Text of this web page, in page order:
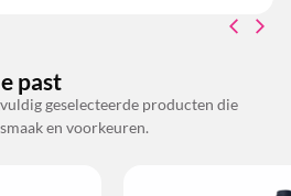
past
geselecteerde producten die
en voorkeuren.